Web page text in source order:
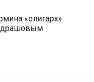
«олигарх»